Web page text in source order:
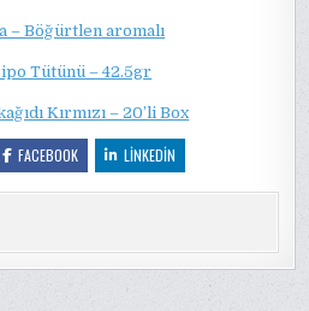
– Böğürtlen aromalı
Tütünü – 42.5gr
Kırmızı – 20’li Box
FACEBOOK LINKEDIN